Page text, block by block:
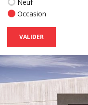
Neuf
Occasion
VALIDER